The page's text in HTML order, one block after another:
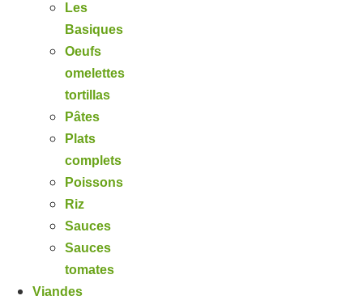
Les
Basiques
Oeufs
omelettes
tortillas
Pâtes
Plats
complets
Poissons
Riz
Sauces
Sauces
tomates
Viandes